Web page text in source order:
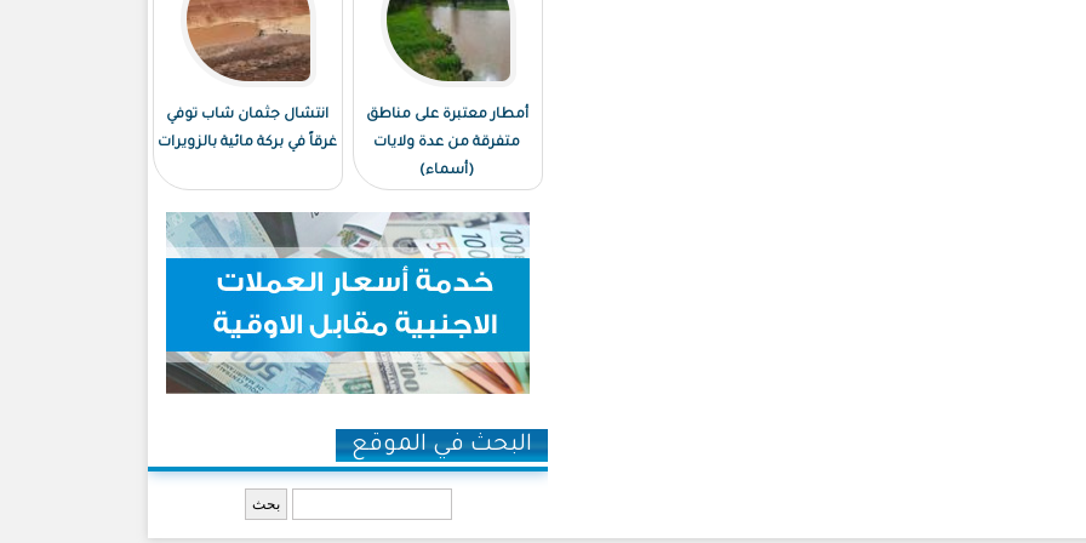
أمطار معتبرة على مناطق
متفرقة من عدة ولايات
(أسماء)
انتشال جثمان شاب توفي
غرقاً في بركة مائية بالزويرات
البحث في الموقع